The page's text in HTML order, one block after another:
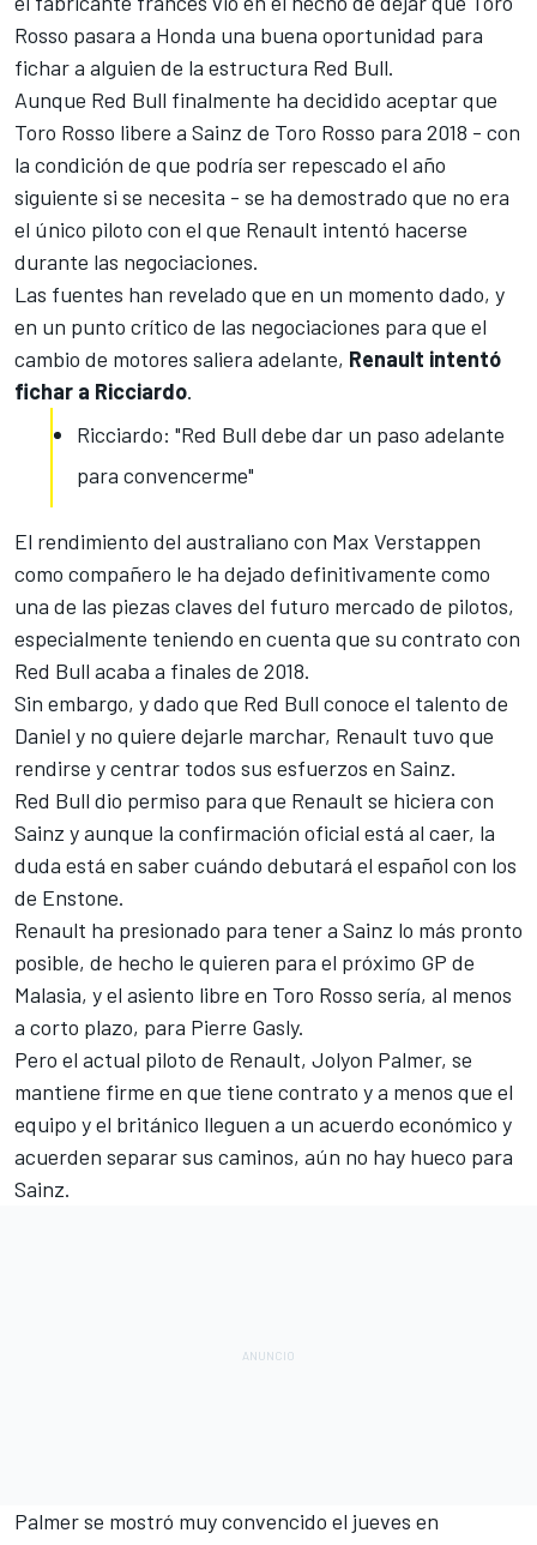
Rosso pasara a Honda una buena oportunidad para
fichar a alguien de la estructura Red Bull.
Aunque Red Bull finalmente ha decidido aceptar que
Toro Rosso libere a Sainz de Toro Rosso para 2018 - con
la condición de que podría ser repescado el año
siguiente si se necesita - se ha demostrado que no era
el único piloto con el que Renault intentó hacerse
durante las negociaciones.
Las fuentes han revelado que en un momento dado, y
en un punto crítico de las negociaciones para que el
cambio de motores saliera adelante, Renault intentó
fichar a Ricciardo.
Ricciardo: "Red Bull debe dar un paso adelante
para convencerme"
El rendimiento del australiano con Max Verstappen
como compañero le ha dejado definitivamente como
una de las piezas claves del futuro mercado de pilotos,
especialmente teniendo en cuenta que su contrato con
Red Bull acaba a finales de 2018.
Sin embargo, y dado que Red Bull conoce el talento de
Daniel y no quiere dejarle marchar, Renault tuvo que
rendirse y centrar todos sus esfuerzos en Sainz.
Red Bull dio permiso para que Renault se hiciera con
Sainz y aunque la confirmación oficial está al caer, la
duda está en saber cuándo debutará el español con los
de Enstone.
Renault ha presionado para tener a Sainz lo más pronto
posible, de hecho le quieren para el próximo GP de
Malasia, y el asiento libre en Toro Rosso sería, al menos
a corto plazo, para Pierre Gasly.
Pero el actual piloto de Renault, Jolyon Palmer, se
mantiene firme en que tiene contrato y a menos que el
equipo y el británico lleguen a un acuerdo económico y
acuerden separar sus caminos, aún no hay hueco para
Sainz.
Palmer se mostró muy convencido el jueves en